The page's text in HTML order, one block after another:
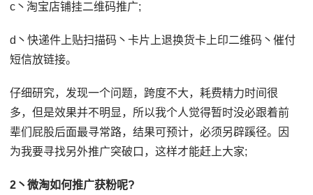
c丶淘宝店铺挂二维码推广;
d丶快递件上贴扫描码丶卡片上退换货卡上印二维码丶催付
短信放链接。
仔细研究，发现一个问题，跨度不大，耗费精力时间很
多，但是效果并不明显，所以我个人觉得暂时没必跟着前
辈们屁股后面最寻常路，结果可预计，必须另辟蹊径。因
为我要寻找另外推广突破口，这样才能赶上大家;
2丶微淘如何推广获粉呢?